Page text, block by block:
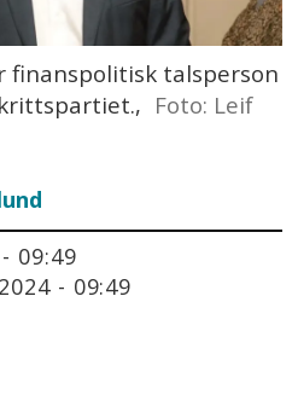
finanspolitisk talsperson
Foto: Leif
- 09:49
- 09:49